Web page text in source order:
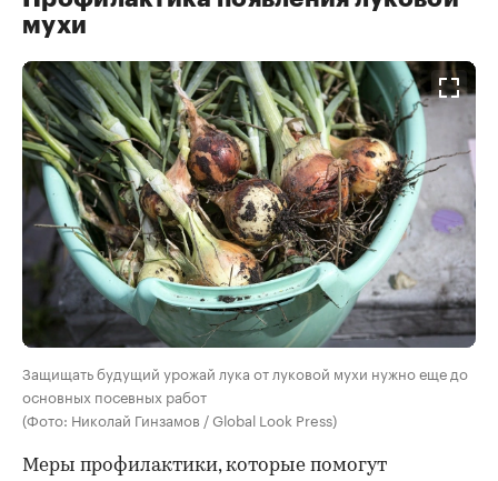
мухи
Защищать будущий урожай лука от луковой мухи нужно еще до
основных посевных работ
(Фото: Николай Гинзамов / Global Look Press)
Меры профилактики, которые помогут